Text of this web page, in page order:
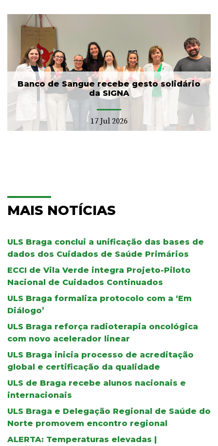
Banco de Sangue recebe gesto solidário
da SIGNA
17 Jul 2026
MAIS NOTÍCIAS
ULS Braga conclui a unificação das bases de
dados dos Cuidados de Saúde Primários
ECCI de Vila Verde integra Projeto-Piloto
Nacional de Cuidados Continuados
ULS Braga formaliza protocolo com a ‘Em
Diálogo’
ULS Braga reforça radioterapia oncológica
com novo acelerador linear
ULS Braga inicia processo de acreditação
global e certificação da qualidade
ULS de Braga recebe alunos nacionais e
internacionais
ULS Braga e Delegação Regional de Saúde do
Norte promovem encontro regional
ALERTA: Temperaturas elevadas |